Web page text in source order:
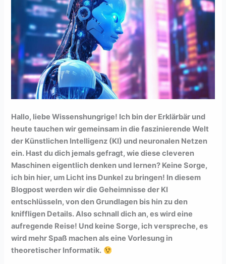
Hallo, liebe Wissenshungrige! Ich bin der Erklärbär und
heute tauchen wir gemeinsam in die faszinierende Welt
der Künstlichen Intelligenz (KI) und neuronalen Netzen
ein. Hast du dich jemals gefragt, wie diese cleveren
Maschinen eigentlich denken und lernen? Keine Sorge,
ich bin hier, um Licht ins Dunkel zu bringen! In diesem
Blogpost werden wir die Geheimnisse der KI
entschlüsseln, von den Grundlagen bis hin zu den
kniffligen Details. Also schnall dich an, es wird eine
aufregende Reise! Und keine Sorge, ich verspreche, es
wird mehr Spaß machen als eine Vorlesung in
theoretischer Informatik.